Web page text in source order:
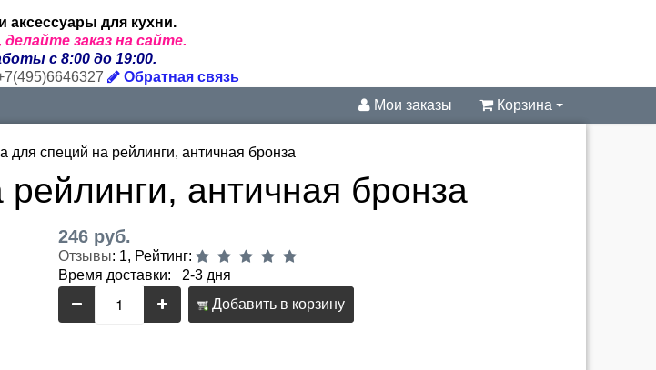
аксессуары для кухни.
заказ на сайте.
с 8:00 до 19:00.
Обратная связь
Мои заказы Корзина
для специй на рейлинги, античная бронза
античная бронза
246 руб.
Отзывы: 1, Рейтинг:
Время доставки: 2-3 дня
Добавить в корзину